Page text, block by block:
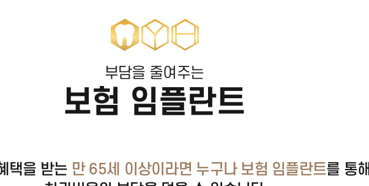
부담을 줄여주는
보험 임플란트
택을 받는 만 65세 이상이라면 누구나 보험 임플란트를 통해